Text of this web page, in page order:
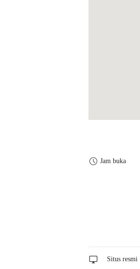
Jam buka
Situs resmi